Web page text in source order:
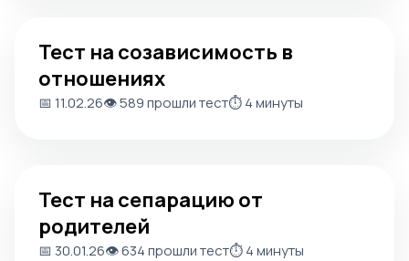
Тест на созависимость в
отношениях
📅 11.02.26👁️ 589 прошли тест⏱️ 4 минуты
Тест на сепарацию от
родителей
📅 30.01.26👁️ 634 прошли тест⏱️ 4 минуты